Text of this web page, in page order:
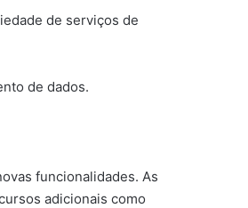
de serviços de
de dados.
funcionalidades. As
adicionais como